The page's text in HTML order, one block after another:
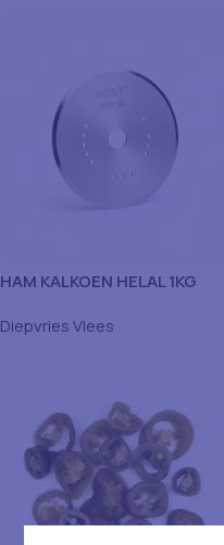
HAM KALKOEN HELAL 1KG
Diepvries Vlees